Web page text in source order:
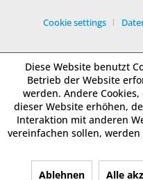
Cookie settings
Diese Website benutzt
Betrieb der Website
werden. Andere
dieser Website erhöhen,
Interaktion mit anderen
vereinfachen sollen,
Ablehnen Alle